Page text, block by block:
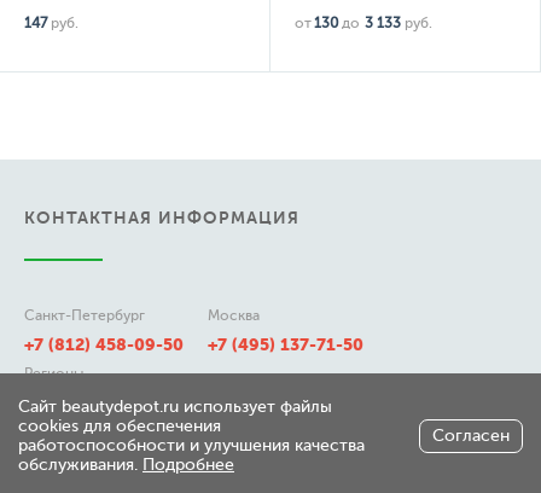
147 руб. от130 до 3 133 руб.
КОНТАКТНАЯ ИНФОРМАЦИЯ
Санкт-Петербург
+7 (812) 458-09-50
Москва
+7 (495) 137-71-50
Регионы
8 (800) 511-21-50
197348, г. Санкт-Петербург,
Сайт beautydepot.ru использует файлы
cookies для обеспечения
работоспособности и улучшения качества
обслуживания. Подробнее
Согласен